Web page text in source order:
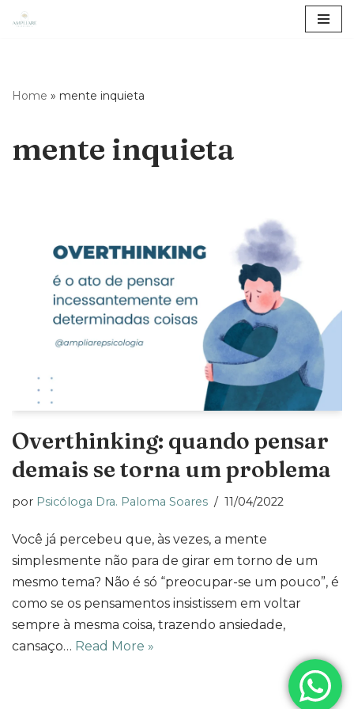
Home » mente inquieta
mente inquieta
Overthinking: quando pensar
demais se torna um problema
por Psicóloga Dra. Paloma Soares 11/04/2022
Você já percebeu que, às vezes, a mente
simplesmente não para de girar em torno de um
mesmo tema? Não é só “preocupar-se um pouco”, é
como se os pensamentos insistissem em voltar
sempre à mesma coisa, trazendo ansiedade,
cansaço… Read More »